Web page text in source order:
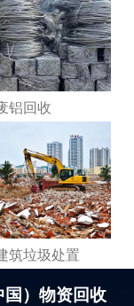
铝回收
筑垃圾处置
国）物资回收